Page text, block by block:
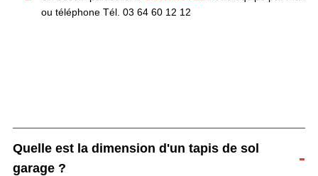
ou téléphone Tél. 03 64 60 12 12
Quelle est la dimension d'un tapis de sol
garage ?